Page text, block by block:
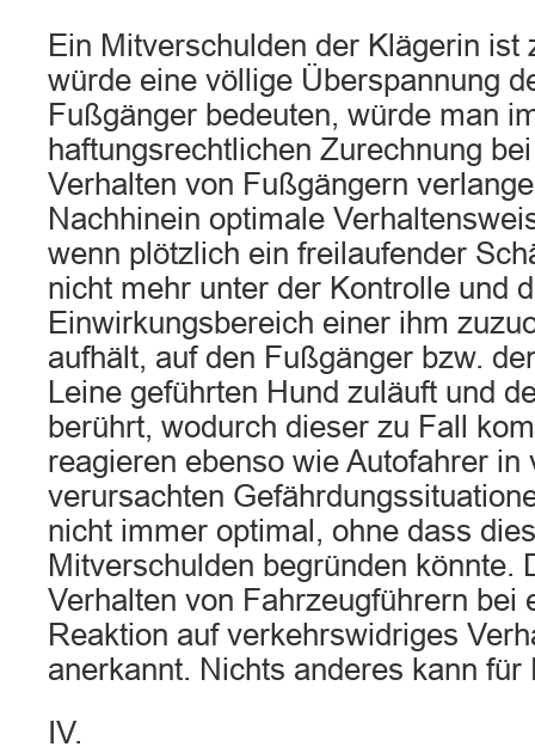
Ein Mitverschulden der Klägerin ist
würde eine völlige Überspannung
Fußgänger bedeuten, würde man
haftungsrechtlichen Zurechnung
Verhalten von Fußgängern
Nachhinein optimale
wenn plötzlich ein freilaufender
nicht mehr unter der Kontrolle und
Einwirkungsbereich einer ihm
aufhält, auf den Fußgänger bzw.
Leine geführten Hund zuläuft und
berührt, wodurch dieser zu Fall
reagieren ebenso wie Autofahrer in
verursachten
nicht immer optimal, ohne dass
Mitverschulden begründen könnte.
Verhalten von Fahrzeugführern bei
Reaktion auf verkehrswidriges
anerkannt. Nichts anderes kann für
IV.